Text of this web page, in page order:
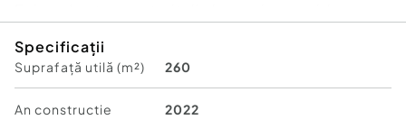
ceaun,gratar,plita,cuptor pe lemne
,aragaz,frigider,balansoar,semineu pe gaz,
chiuveta cu boiler electric,cismea), balansoar
,inchis cu folie cristal si plase de tantari cu o de
Specificații
Suprafață utilă (m²) 260
An constructie 2022